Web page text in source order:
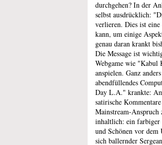
durchgehen? In der
selbst ausdrücklich:
verlieren. Dies ist
kann, um einige
genau daran krankt
Die Message ist
Webgame wie "Kabul
anspielen. Ganz
abendfüllendes
Day L.A." krankte:
satirische
Mainstream-Anspruch
inhaltlich: ein farbiger
und Schönen vor
sich ballernder